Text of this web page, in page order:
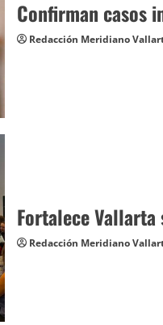
Confirman casos
Redacción Meridiano
Fortalece Vallarta
Redacción Meridiano